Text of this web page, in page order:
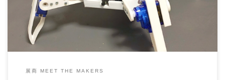
展商 MEET THE MAKERS